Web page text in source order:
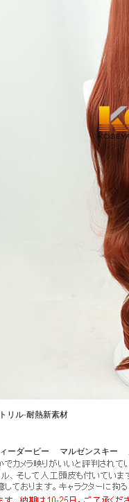
ル·耐熱新素材
ィーダービー マルゼンスキー